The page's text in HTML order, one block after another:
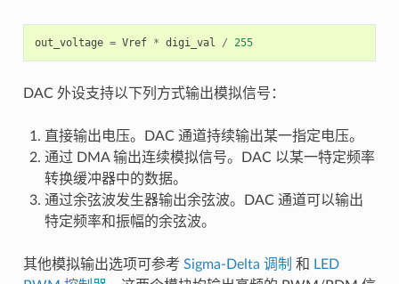
out_voltage = Vref * digi_val / 255
DAC 外设支持以下列方式输出模拟信号：
直接输出电压。DAC 通道持续输出某一指定电压。
通过 DMA 输出连续模拟信号。DAC 以某一特定频率
转换缓冲器中的数据。
通过余弦波发生器输出余弦波。DAC 通道可以输出
特定频率和振幅的余弦波。
其他模拟输出选项可参考 Sigma-Delta 调制 和
LED